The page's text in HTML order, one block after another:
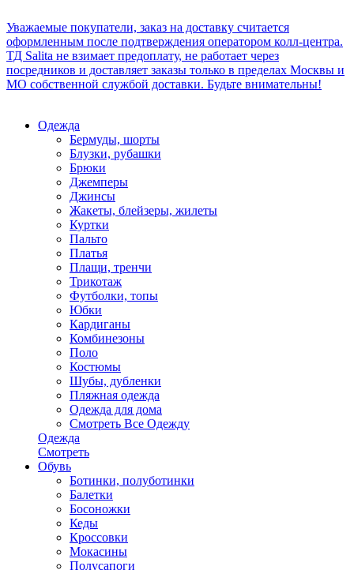
Уважаемые покупатели, заказ на доставку считается
оформленным после подтверждения оператором колл-центра.
ТД Salita не взимает предоплату, не работает через
посредников и доставляет заказы только в пределах Москвы и
МО собственной службой доставки. Будьте внимательны!
Одежда
Бермуды, шорты
Блузки, рубашки
Брюки
Джемперы
Джинсы
Жакеты, блейзеры, жилеты
Куртки
Пальто
Платья
Плащи, тренчи
Трикотаж
Футболки, топы
Юбки
Кардиганы
Комбинезоны
Поло
Костюмы
Шубы, дубленки
Пляжная одежда
Одежда для дома
Смотреть Все Одежду
Одежда
Смотреть
Обувь
Ботинки, полуботинки
Балетки
Босоножки
Кеды
Кроссовки
Мокасины
Полусапоги